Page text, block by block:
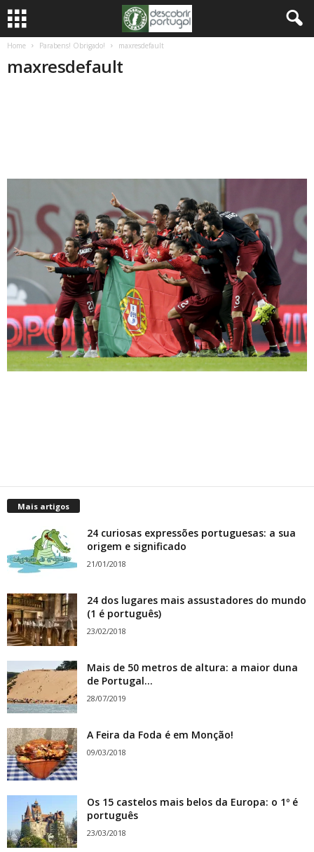
Home Parabens! Obrigado! maxresdefault
maxresdefault
Mais artigos
24 curiosas expressões portuguesas: a sua
origem e significado
21/01/2018
24 dos lugares mais assustadores do mundo
(1 é português)
23/02/2018
Mais de 50 metros de altura: a maior duna
de Portugal...
28/07/2019
A Feira da Foda é em Monção!
09/03/2018
Os 15 castelos mais belos da Europa: o 1º é
português
23/03/2018